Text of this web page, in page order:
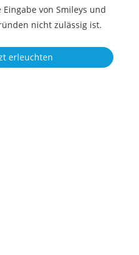
von Smileys und
nicht zulässig ist.
erleuchten